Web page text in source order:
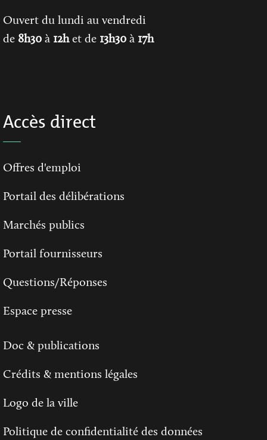
Ouvert du lundi au vendredi
de 8h30 à 12het de 13h30 à 17h
Accès direct
Offres d'emploi
Portail des délibérations
Marchés publics
Portail fournisseurs
Questions/Réponses
Espace presse
Doc & publications
Crédits & mentions légales
Logo de la ville
Politique de confidentialité des données